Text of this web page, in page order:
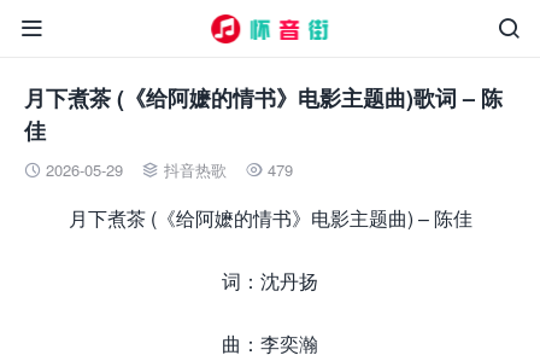


月下煮茶 (《给阿嬷的情书》电影主题曲)歌词 – 陈
佳
 2026-05-29  抖音热歌  479
月下煮茶 (《给阿嬷的情书》电影主题曲) – 陈佳
词：沈丹扬
曲：李奕瀚